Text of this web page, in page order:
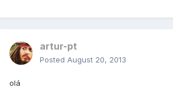
artur-pt
Posted August 20, 2013
olá